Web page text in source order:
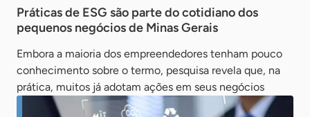
Práticas de ESG são parte do cotidiano dos
pequenos negócios de Minas Gerais
Embora a maioria dos empreendedores tenham pouco
conhecimento sobre o termo, pesquisa revela que, na
prática, muitos já adotam ações em seus negócios